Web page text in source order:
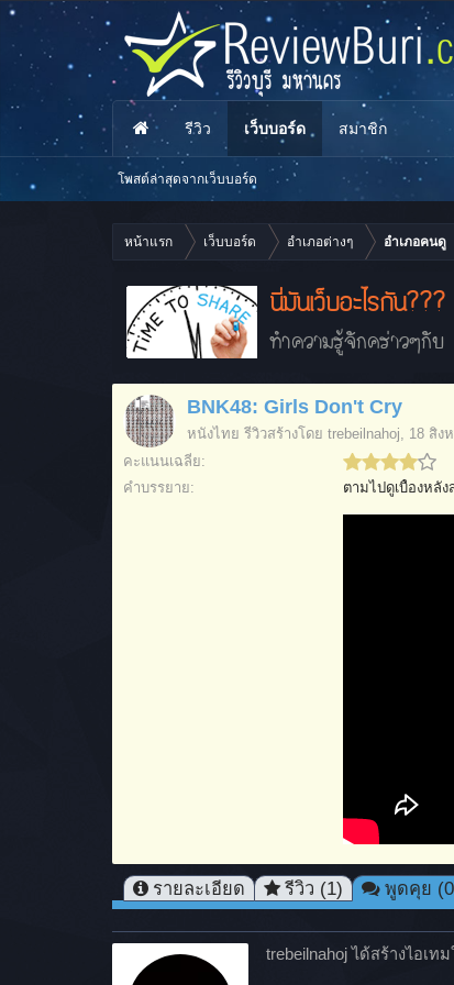
หน้าแรก เว็บบอร์ด อำเภอต่างๆ อำเภอคนดู
นี่มันเว็บอะไรกัน???
ทำความรู้จักคร่าวๆกั
BNK48: Girls Don't Cry
หนังไทย รีวิวสร้างโดย trebeilnahoj, 18 สิง
คะแนนเฉลี่ย:
คำบรรยาย:
ตามไปดูเบื้องหลั
รายละเอียด รีวิว (1) พูดคุย
trebeilnahoj ได้สร้างไอเท
รีวิว เว็บบอร์ด
โพสต์ล่าสุดจากเว็บบอร์ด
สมาชิก